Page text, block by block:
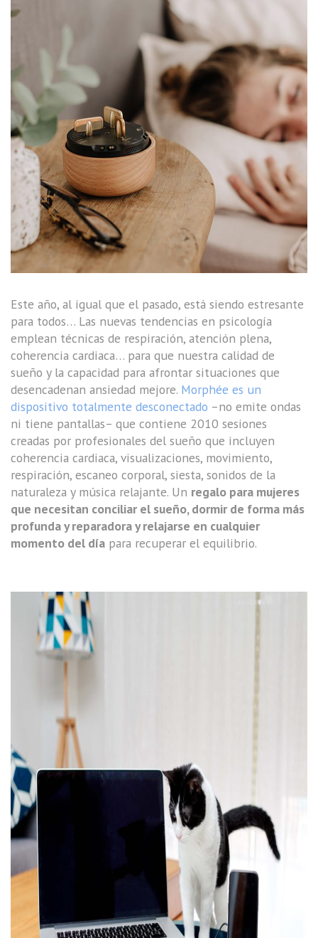
Este año, al igual que el pasado, está siendo estresante
para todos… Las nuevas tendencias en psicología
emplean técnicas de respiración, atención plena,
coherencia cardiaca… para que nuestra calidad de
sueño y la capacidad para afrontar situaciones que
desencadenan ansiedad mejore. Morphée es un
dispositivo totalmente desconectado –no emite ondas
ni tiene pantallas– que contiene 2010 sesiones
creadas por profesionales del sueño que incluyen
coherencia cardiaca, visualizaciones, movimiento,
respiración, escaneo corporal, siesta, sonidos de la
naturaleza y música relajante. Un regalo para mujeres
que necesitan conciliar el sueño, dormir de forma más
profunda y reparadora y relajarse en cualquier
momento del día para recuperar el equilibrio.